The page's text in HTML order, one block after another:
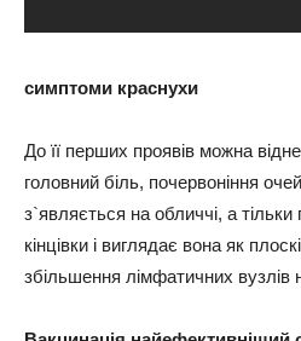
симптоми краснухи
До її перших проявів можна
головний біль, почервоніння
з`являється на обличчі, а тільки
кінцівки і виглядає вона як
збільшення лімфатичних вузлів